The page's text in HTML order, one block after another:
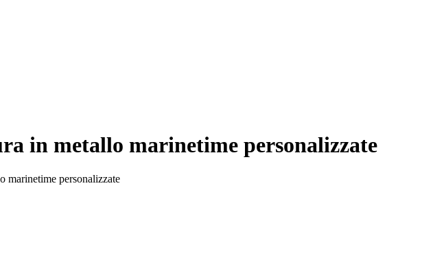
in metallo marinetime personalizzate
marinetime personalizzate